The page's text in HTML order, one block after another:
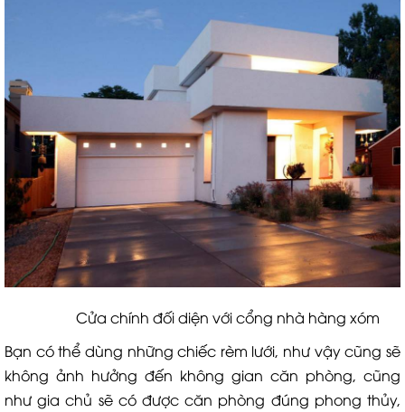
Cửa chính đối diện với cổng nhà hàng xóm
Bạn có thể dùng những chiếc rèm lưới, như vậy cũng sẽ
không ảnh hưởng đến không gian căn phòng, cũng
như gia chủ sẽ có được căn phòng đúng phong thủy,